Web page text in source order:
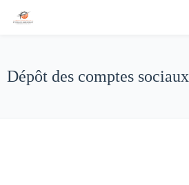
Dépôt des comptes sociaux